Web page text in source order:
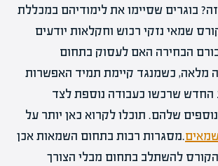
בוגרים שסיימו את לימודיהם במכללת
שמאי נזקי רכוש וחקלאות יודעים
הבחירה האם לעסוק בתחום
כשמנגד קיימת תמיד האפשרות
שרכשו כעבודה נוספת לצד
שלהם. תוכלו לקרוא כאן יותר על
.מסגרות רבות בתחום השמאות אכן
להשתלב בתחום מבלי הצורך